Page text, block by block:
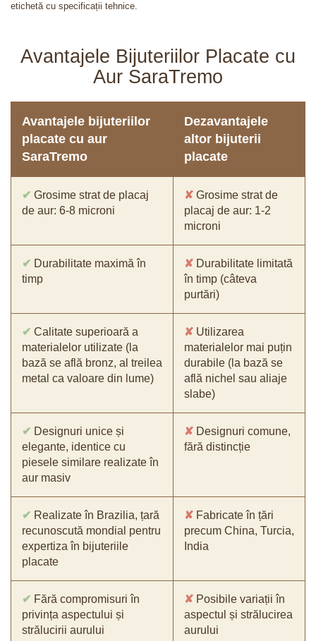
etichetă cu specificații tehnice.
Avantajele Bijuteriilor Placate cu
Aur SaraTremo
Avantajele bijuteriilor
placate cu aur
SaraTremo
Dezavantajele
altor bijuterii
placate
✔ Grosime strat de placaj
de aur: 6-8 microni
✘ Grosime strat de
placaj de aur: 1-2
microni
✔ Durabilitate maximă în
timp
✘ Durabilitate limitată
în timp (câteva
purtări)
✔ Calitate superioară a
materialelor utilizate (la
bază se află bronz, al treilea
metal ca valoare din lume)
✘ Utilizarea
materialelor mai puțin
durabile (la bază se
află nichel sau aliaje
slabe)
✔ Designuri unice și
elegante, identice cu
piesele similare realizate în
aur masiv
✘ Designuri comune,
fără distincție
✔ Realizate în Brazilia, țară
recunoscută mondial pentru
expertiza în bijuteriile
placate
✘ Fabricate în țări
precum China, Turcia,
India
✔ Fără compromisuri în
privința aspectului și
strălucirii aurului
✘ Posibile variații în
aspectul și strălucirea
aurului